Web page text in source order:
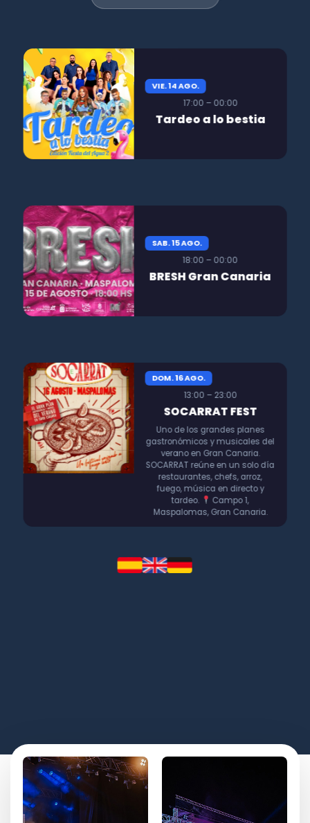
VIE. 14 AGO.
17:00 – 00:00
Tardeo a lo bestia
SAB. 15 AGO.
18:00 – 00:00
BRESH Gran Canaria
DOM. 16 AGO.
13:00 – 23:00
SOCARRAT FEST
Uno de los grandes planes
gastronómicos y musicales del
verano en Gran Canaria.
SOCARRAT reúne en un solo día
restaurantes, chefs, arroz,
fuego, música en directo y
tardeo.
Campo 1,
Maspalomas, Gran Canaria.